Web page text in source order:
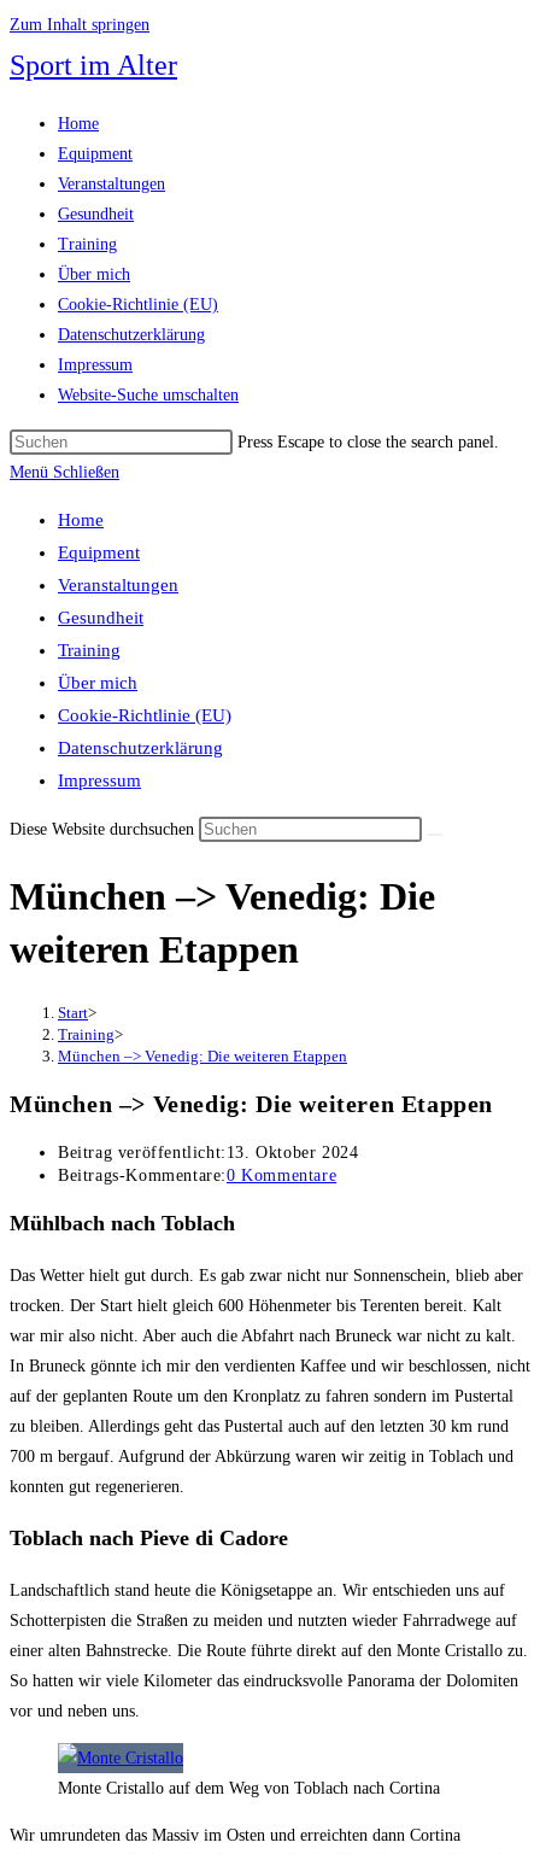
Zum Inhalt springen
Sport im Alter
Home
Equipment
Veranstaltungen
Gesundheit
Training
Über mich
Cookie-Richtlinie (EU)
Datenschutzerklärung
Impressum
Website-Suche umschalten
Press Escape to close the search panel.
Menü Schließen
Home
Equipment
Veranstaltungen
Gesundheit
Training
Über mich
Cookie-Richtlinie (EU)
Datenschutzerklärung
Impressum
Diese Website durchsuchen
München –> Venedig: Die
weiteren Etappen
Start>
Training>
München –> Venedig: Die weiteren Etappen
München –> Venedig: Die weiteren Etappen
Beitrag veröffentlicht: 13. Oktober 2024
Beitrags-Kommentare:0 Kommentare
Mühlbach nach Toblach
Das Wetter hielt gut durch. Es gab zwar nicht nur Sonnenschein, blieb aber
trocken. Der Start hielt gleich 600 Höhenmeter bis Terenten bereit. Kalt
war mir also nicht. Aber auch die Abfahrt nach Bruneck war nicht zu kalt.
In Bruneck gönnte ich mir den verdienten Kaffee und wir beschlossen, nicht
auf der geplanten Route um den Kronplatz zu fahren sondern im Pustertal
zu bleiben. Allerdings geht das Pustertal auch auf den letzten 30 km rund
700 m bergauf. Aufgrund der Abkürzung waren wir zeitig in Toblach und
konnten gut regenerieren.
Toblach nach Pieve di Cadore
Landschaftlich stand heute die Königsetappe an. Wir entschieden uns auf
Schotterpisten die Straßen zu meiden und nutzten wieder Fahrradwege auf
einer alten Bahnstrecke. Die Route führte direkt auf den Monte Cristallo zu.
So hatten wir viele Kilometer das eindrucksvolle Panorama der Dolomiten
vor und neben uns.
Monte Cristallo auf dem Weg von Toblach nach Cortina
Wir umrundeten das Massiv im Osten und erreichten dann Cortina